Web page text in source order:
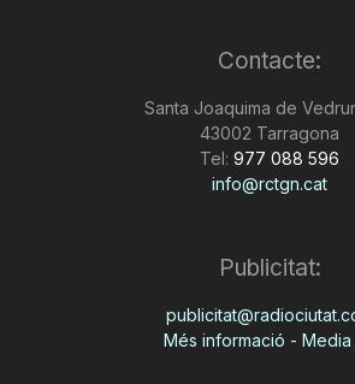
Contacte:
Santa Joaquima de
43002 Tarragona
Tel: 977 088 596
info@rctgn.cat
Publicitat:
Més informació - Media